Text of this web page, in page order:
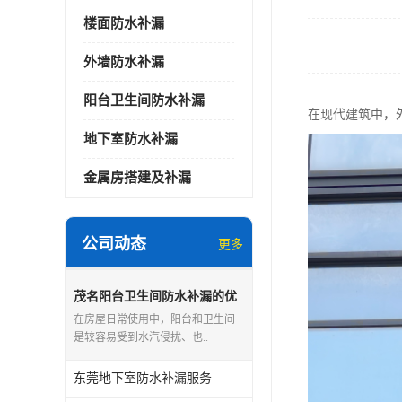
楼面防水补漏
外墙防水补漏
阳台卫生间防水补漏
地下室防水补漏
金属房搭建及补漏
公司动态 更多
茂名阳台卫生间防水补漏的优
点和缺点
在房屋日常使用中，阳台和卫生间
是较容易受到水汽侵扰、也..
东莞地下室防水补漏服务
在现代建筑中，